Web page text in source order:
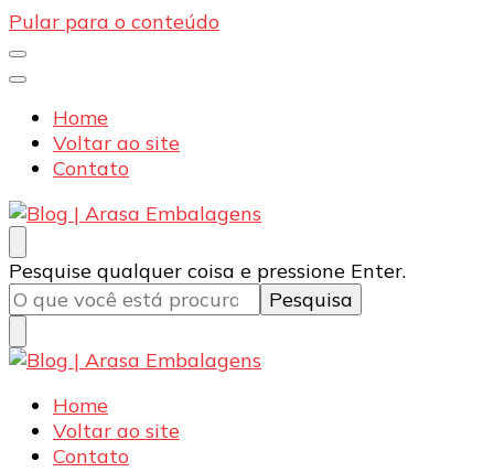
Pular para o conteúdo
Home
Voltar ao site
Contato
Blog | Arasa Embalagens
Confira conteúdos sobre embalagens para pizzas,
doces e salgados. Tudo para seu comércio com a
qualidade Arasa. Leia nossos conteúdos!
Procurando
algo?
Pesquise qualquer coisa e pressione Enter.
Blog | Arasa Embalagens
Confira conteúdos sobre embalagens para pizzas,
doces e salgados. Tudo para seu comércio com a
qualidade Arasa. Leia nossos conteúdos!
Home
Voltar ao site
Contato